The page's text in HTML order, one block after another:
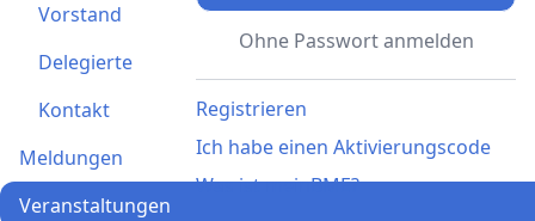
Ohne Passwort anmelden
Registrieren
Ich habe einen Aktivierungscode
Was ist meinBME?
Vorstand
Delegierte
Kontakt
Meldungen
Veranstaltungen